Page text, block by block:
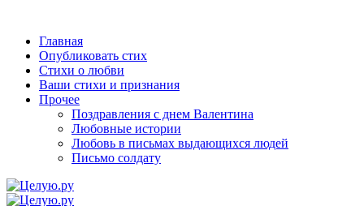
Главная
Опубликовать стих
Стихи о любви
Ваши стихи и признания
Прочее
Поздравления с днем Валентина
Любовные истории
Любовь в письмах выдающихся людей
Письмо солдату